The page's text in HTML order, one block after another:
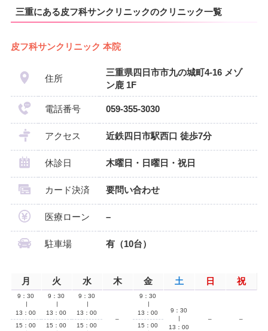
三重にある皮フ科サンクリニックのクリニック一覧
皮フ科サンクリニック 本院
住所
三重県四日市市九の城町4-16 メゾ
ン鹿 1F
電話番号 059-355-3030
アクセス 近鉄四日市駅西口 徒歩7分
休診日 木曜日・日曜日・祝日
カード決済 要問い合わせ
医療ローン –
駐車場 有（10台）
月 火 水 木 金 土 日 祝
9：30
13：00
9：30
13：00
9：30
13：00
–
9：30
13：00
9：30
13：00
–
–
15：00
15：00
15：00
15：00